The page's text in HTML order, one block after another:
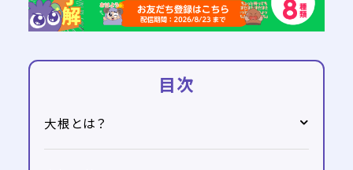
目次
大根とは？